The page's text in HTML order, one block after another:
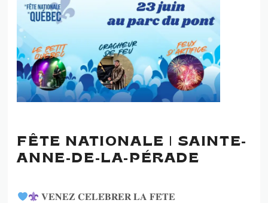
FÊTE NATIONALE | SAINTE-
ANNE-DE-LA-PÉRADE
𝐕𝐄𝐍𝐄𝐙 𝐂𝐄́𝐋𝐄́𝐁𝐑𝐄𝐑 𝐋𝐀 𝐅𝐄̂𝐓𝐄